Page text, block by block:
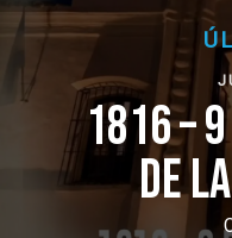
JULIO
1816 – 9
DE LA